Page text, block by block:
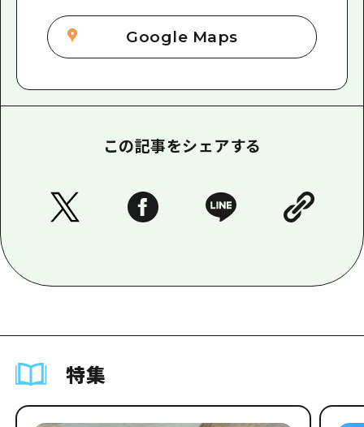
Google Maps
この記事をシェアする
特集